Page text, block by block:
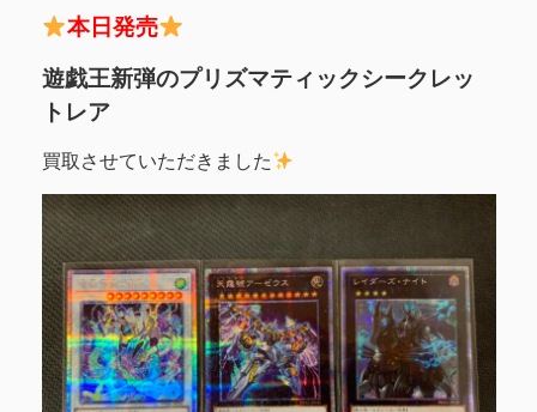
本日発売
遊戯王新弾のプリズマティックシークレッ
トレア
買取させていただきました